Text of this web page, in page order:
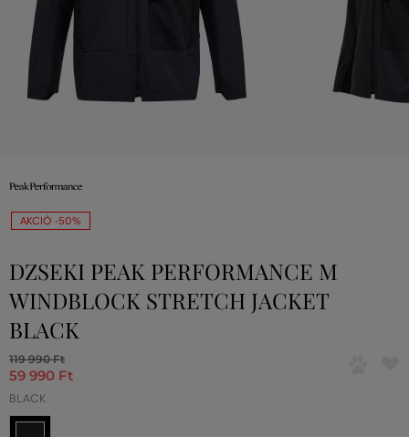
AKCIÓ -50%
DZSEKI PEAK PERFORMANCE M
WINDBLOCK STRETCH JACKET
BLACK
119 990 Ft
59 990 Ft
BLACK